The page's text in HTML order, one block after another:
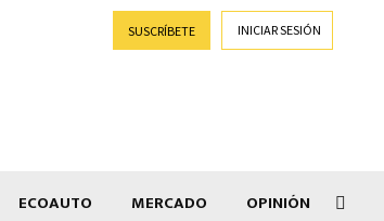
SUSCRÍBETE INICIAR SESIÓN
ECOAUTO MERCADO OPINIÓN